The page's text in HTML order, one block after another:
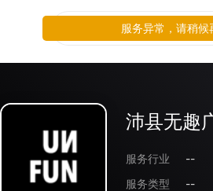
沛县无趣
服务行业
--
服务类型
--
服务异常，请稍候